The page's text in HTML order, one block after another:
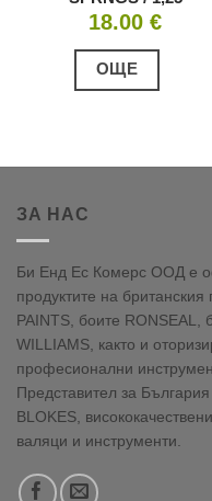
18.00 €
ОЩЕ
ЗА НАС
Би Енд Ес Комерс ООД е
продуктите на
PAINTS, боите RONSEAL,
WILLIAMS, както и
професионални
Представител за
BLOKES,
валяци и инструменти.